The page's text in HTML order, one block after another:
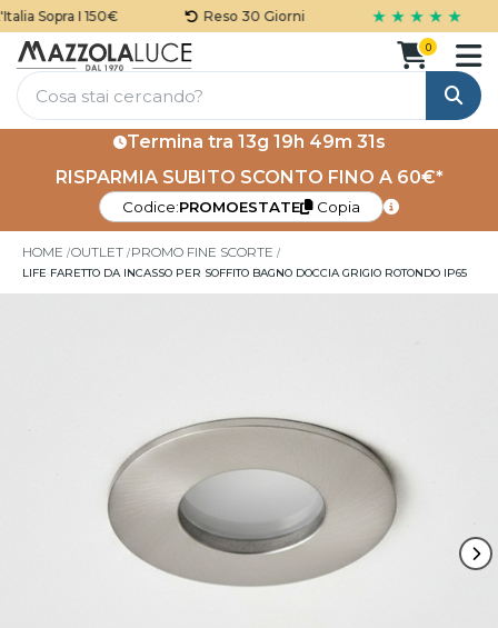
Sopra I 150€ Reso 30 Giorni ★ ★ ★ ★ ★
Cerca
0
Termina tra 13g 19h 49m 31s
RISPARMIA SUBITO SCONTO FINO A 60€*
Codice:PROMOESTATE Copia
HOME OUTLET PROMO FINE SCORTE
LIFE FARETTO DA INCASSO PER SOFFITO BAGNO DOCCIA GRIGIO ROTONDO IP65